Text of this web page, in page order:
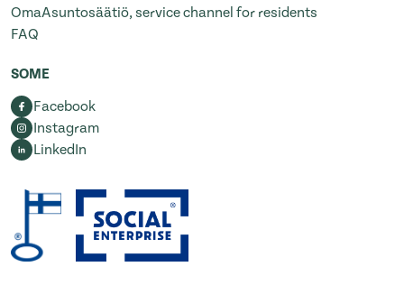
OmaAsuntosäätiö, service channel for residents
FAQ
SOME
Facebook
Instagram
LinkedIn